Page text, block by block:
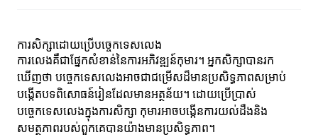
ការសិក្សាដោយប្រើបច្ចេកទេសលេង
ការលេងគឺជាផ្នែកសំខាន់នៃការអភិវឌ្ឍន៍កុមារ។ អ្នកសិក្សាបានរក
ឃើញថា បច្ចេកទេសលេងអាចជាជម្រើសដ៏មានប្រសិទ្ធភាពសម្រាប់
បង្កើតបទពិសោធន៍រៀនដែលមានអត្ថន័យ។ ដោយប្រើប្រាស់
បច្ចេកទេសលេងក្នុងការសិក្សា កុមារ​អាចបង្កើនការយល់ដឹងនិង
សមត្ថភាពរបស់ពួកគេបានយ៉ាងមានប្រសិទ្ធភាព។